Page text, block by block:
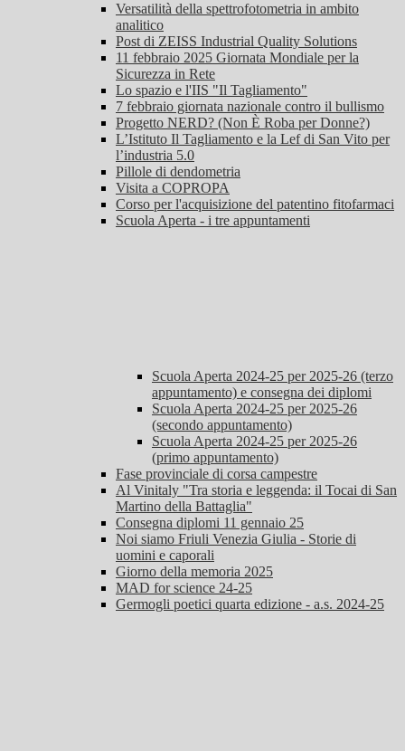
Versatilità della spettrofotometria in ambito
analitico
Post di ZEISS Industrial Quality Solutions
11 febbraio 2025 Giornata Mondiale per la
Sicurezza in Rete
Lo spazio e l'IIS "Il Tagliamento"
7 febbraio giornata nazionale contro il bullismo
Progetto NERD? (Non È Roba per Donne?)
L’Istituto Il Tagliamento e la Lef di San Vito per
l’industria 5.0
Pillole di dendometria
Visita a COPROPA
Corso per l'acquisizione del patentino fitofarmaci
Scuola Aperta - i tre appuntamenti
Scuola Aperta 2024-25 per 2025-26 (terzo
appuntamento) e consegna dei diplomi
Scuola Aperta 2024-25 per 2025-26
(secondo appuntamento)
Scuola Aperta 2024-25 per 2025-26
(primo appuntamento)
Fase provinciale di corsa campestre
Al Vinitaly "Tra storia e leggenda: il Tocai di San
Martino della Battaglia"
Consegna diplomi 11 gennaio 25
Noi siamo Friuli Venezia Giulia - Storie di
uomini e caporali
Giorno della memoria 2025
MAD for science 24-25
Germogli poetici quarta edizione - a.s. 2024-25